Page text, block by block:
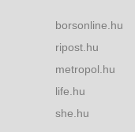
borsonline.hu
ripost.hu
metropol.hu
life.hu
she.hu